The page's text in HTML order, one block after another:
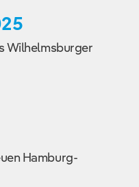
Wilhelmsburger
Hamburg-